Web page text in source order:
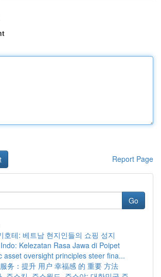
Report Page
Go
호테: 베트남 현지인들의 쇼핑 성지
Kelezatan Rasa Jawa di Poipet
asset oversight principles steer fina...
务：提升 用户 幸福感 的 重要 方法